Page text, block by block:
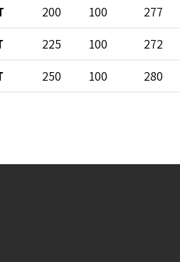
200 100 277
225 100 272
250 100 280